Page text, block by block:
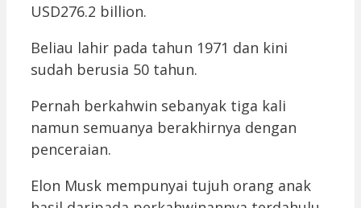
USD276.2 billion.
Beliau lahir pada tahun 1971 dan kini
sudah berusia 50 tahun.
Pernah berkahwin sebanyak tiga kali
namun semuanya berakhirnya dengan
penceraian.
Elon Musk mempunyai tujuh orang anak